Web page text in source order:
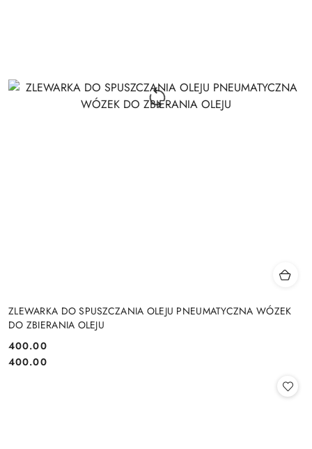
ZLEWARKA DO SPUSZCZANIA OLEJU PNEUMATYCZNA WÓZEK
DO ZBIERANIA OLEJU
Cena:
400.00
Cena:
400.00